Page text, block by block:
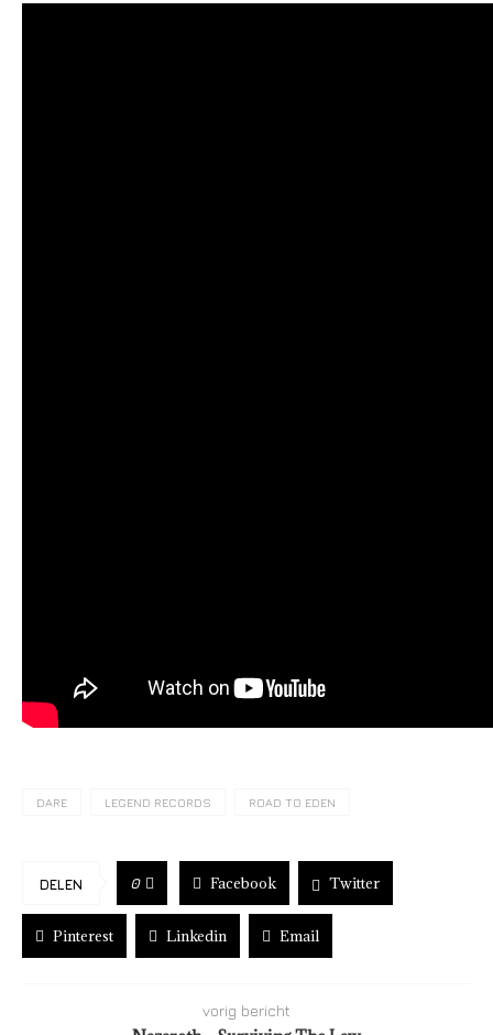
DARE LEGEND RECORDS ROAD TO EDEN
DELEN 0 Facebook Twitter
Pinterest Linkedin Email
vorig bericht